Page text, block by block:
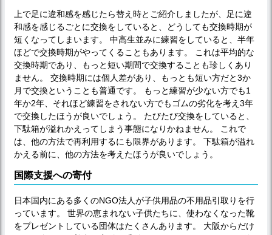
上で足に違和感を感じたら替え時とご紹介しましたが、足に違
和感を感じるごとに交換をしていると、どうしても交換時期が
短くなってしまいます。 中高生並みに練習をしていると、半年
ほどで交換時期がやってくることもあります。 これは平均的な
交換時期であり、もっと短い期間で交換することも珍しくあり
ません。 交換時期には個人差があり、もっとも短い方だと3か
月で交換ということも普通です。 もっと練習が少ない方でも1
年か2年、それほど練習をされない方でもゴムの劣化を考え3年
で交換したほうが良いでしょう。 たびたび交換をしていると、
下駄箱が溢れかえってしまう事態になりかねません。 これで
は、他の方法で再利用するにも限界があります。 下駄箱が溢れ
かえる前に、他の方法を考えたほうが良いでしょう。
国際支援への寄付
日本国内にある多くのNGO法人が子供用品の不用品引取りを行
っています。 世界の恵まれない子供たちに、使わなくなった靴
をプレゼントしている団体はたくさんあります。 大阪からだけ